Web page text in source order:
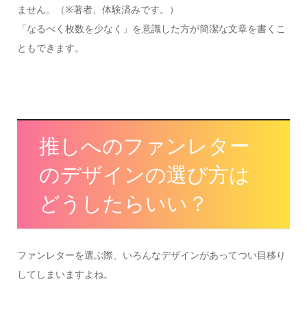
ません。（※著者、体験済みです。）
「なるべく枚数を少なく」を意識した方が簡潔な文章を書くこ
ともできます。
推しへのファンレター
のデザインの選び方は
どうしたらいい？
ファンレターを選ぶ際、いろんなデザインがあってつい目移り
してしまいますよね。